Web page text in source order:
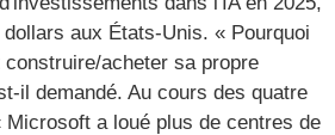
aux États-Unis. « Pourquoi
construire/acheter sa propre
il demandé. Au cours des quatre
Microsoft a loué plus de centres de